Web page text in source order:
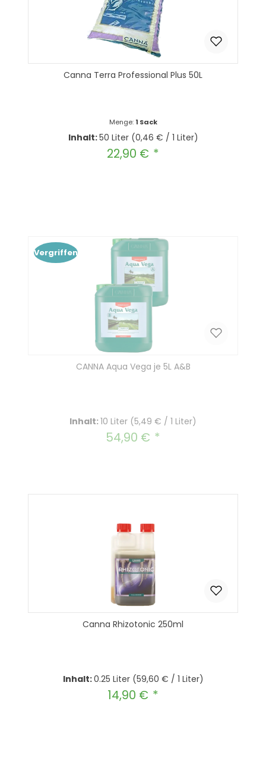
Canna Terra Professional Plus 50L
Menge: 1 Sack
Inhalt:50 Liter (0,46 € / 1 Liter)
Regulärer Preis:
22,90 €
Vergriffen
CANNA Aqua Vega je 5L A&B
Inhalt:10 Liter (5,49 € / 1 Liter)
Regulärer Preis:
54,90 €
Canna Rhizotonic 250ml
Inhalt:0.25 Liter (59,60 € / 1 Liter)
Regulärer Preis:
14,90 €